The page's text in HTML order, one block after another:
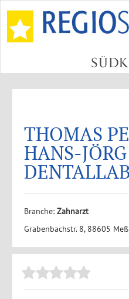
THOMAS
HANS-
Branche: Zahnarzt
Grabenbachstr. 8, 88605